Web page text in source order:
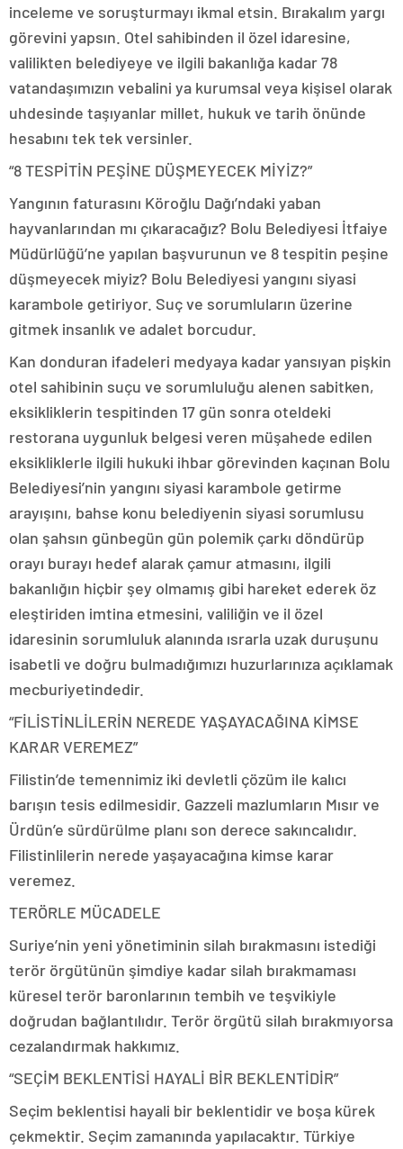
inceleme ve soruşturmayı ikmal etsin. Bırakalım yargı
görevini yapsın. Otel sahibinden il özel idaresine,
valilikten belediyeye ve ilgili bakanlığa kadar 78
vatandaşımızın vebalini ya kurumsal veya kişisel olarak
uhdesinde taşıyanlar millet, hukuk ve tarih önünde
hesabını tek tek versinler.
“8 TESPİTİN PEŞİNE DÜŞMEYECEK MİYİZ?”
Yangının faturasını Köroğlu Dağı’ndaki yaban
hayvanlarından mı çıkaracağız? Bolu Belediyesi İtfaiye
Müdürlüğü’ne yapılan başvurunun ve 8 tespitin peşine
düşmeyecek miyiz? Bolu Belediyesi yangını siyasi
karambole getiriyor. Suç ve sorumluların üzerine
gitmek insanlık ve adalet borcudur.
Kan donduran ifadeleri medyaya kadar yansıyan pişkin
otel sahibinin suçu ve sorumluluğu alenen sabitken,
eksikliklerin tespitinden 17 gün sonra oteldeki
restorana uygunluk belgesi veren müşahede edilen
eksikliklerle ilgili hukuki ihbar görevinden kaçınan Bolu
Belediyesi’nin yangını siyasi karambole getirme
arayışını, bahse konu belediyenin siyasi sorumlusu
olan şahsın günbegün gün polemik çarkı döndürüp
orayı burayı hedef alarak çamur atmasını, ilgili
bakanlığın hiçbir şey olmamış gibi hareket ederek öz
eleştiriden imtina etmesini, valiliğin ve il özel
idaresinin sorumluluk alanında ısrarla uzak duruşunu
isabetli ve doğru bulmadığımızı huzurlarınıza açıklamak
mecburiyetindedir.
“FİLİSTİNLİLERİN NEREDE YAŞAYACAĞINA KİMSE
KARAR VEREMEZ”
Filistin’de temennimiz iki devletli çözüm ile kalıcı
barışın tesis edilmesidir. Gazzeli mazlumların Mısır ve
Ürdün’e sürdürülme planı son derece sakıncalıdır.
Filistinlilerin nerede yaşayacağına kimse karar
veremez.
TERÖRLE MÜCADELE
Suriye’nin yeni yönetiminin silah bırakmasını istediği
terör örgütünün şimdiye kadar silah bırakmaması
küresel terör baronlarının tembih ve teşvikiyle
doğrudan bağlantılıdır. Terör örgütü silah bırakmıyorsa
cezalandırmak hakkımız.
“SEÇİM BEKLENTİSİ HAYALİ BİR BEKLENTİDİR”
Seçim beklentisi hayali bir beklentidir ve boşa kürek
çekmektir. Seçim zamanında yapılacaktır. Türkiye